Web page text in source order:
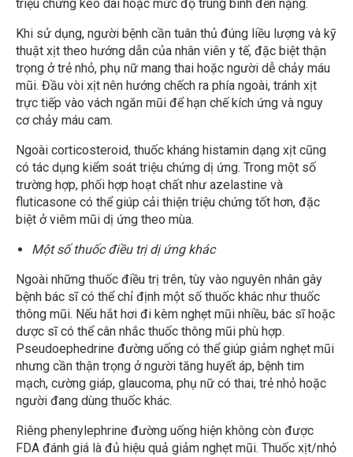
triệu chứng kéo dài hoặc mức độ trung bình đến nặng.
Khi sử dụng, người bệnh cần tuân thủ đúng liều lượng và kỹ
thuật xịt theo hướng dẫn của nhân viên y tế, đặc biệt thận
trọng ở trẻ nhỏ, phụ nữ mang thai hoặc người dễ chảy máu
mũi. Đầu vòi xịt nên hướng chếch ra phía ngoài, tránh xịt
trực tiếp vào vách ngăn mũi để hạn chế kích ứng và nguy
cơ chảy máu cam.
Ngoài corticosteroid, thuốc kháng histamin dạng xịt cũng
có tác dụng kiểm soát triệu chứng dị ứng. Trong một số
trường hợp, phối hợp hoạt chất như azelastine và
fluticasone có thể giúp cải thiện triệu chứng tốt hơn, đặc
biệt ở viêm mũi dị ứng theo mùa.
Một số thuốc điều trị dị ứng khác
Ngoài những thuốc điều trị trên, tùy vào nguyên nhân gây
bệnh bác sĩ có thể chỉ định một số thuốc khác như thuốc
thông mũi. Nếu hắt hơi đi kèm nghẹt mũi nhiều, bác sĩ hoặc
dược sĩ có thể cân nhắc thuốc thông mũi phù hợp.
Pseudoephedrine đường uống có thể giúp giảm nghẹt mũi
nhưng cần thận trọng ở người tăng huyết áp, bệnh tim
mạch, cường giáp, glaucoma, phụ nữ có thai, trẻ nhỏ hoặc
người đang dùng thuốc khác.
Riêng phenylephrine đường uống hiện không còn được
FDA đánh giá là đủ hiệu quả giảm nghẹt mũi. Thuốc xịt/nhỏ